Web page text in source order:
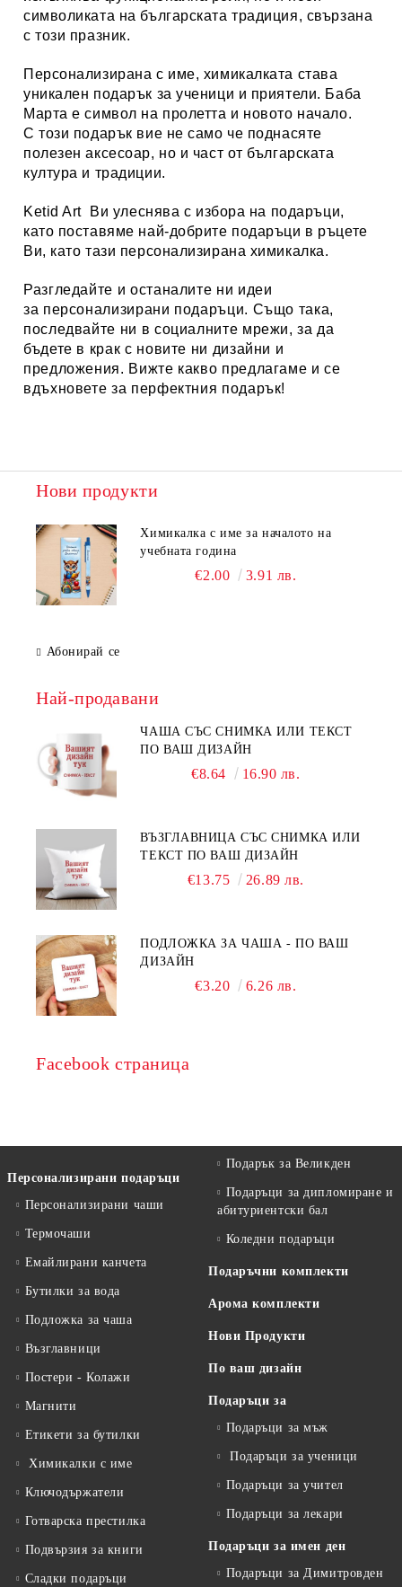
символиката на българската традиция, свързана
с този празник.
Персонализирана с име, химикалката става
уникален подарък за ученици и приятели. Баба
Марта е символ на пролетта и новото начало.
С този подарък вие не само че поднасяте
полезен аксесоар, но и част от българската
култура и традиции.
Ketid Art Ви улеснява с избора на подаръци,
като поставяме най-добрите подаръци в ръцете
Ви, като тази персонализирана химикалка.
Разгледайте и останалите ни идеи
за персонализирани подаръци. Също така,
последвайте ни в социалните мрежи, за да
бъдете в крак с новите ни дизайни и
предложения. Вижте какво предлагаме и се
вдъхновете за перфектния подарък!
Нови продукти
Химикалка с име за началото на
учебната година
€2.00 3.91 лв.
Абонирай се
Най-продавани
ЧАША СЪС СНИМКА ИЛИ ТЕКСТ
ПО ВАШ ДИЗАЙН
€8.64 16.90 лв.
ВЪЗГЛАВНИЦА СЪС СНИМКА ИЛИ
ТЕКСТ ПО ВАШ ДИЗАЙН
€13.75 26.89 лв.
ПОДЛОЖКА ЗА ЧАША - ПО ВАШ
ДИЗАЙН
€3.20 6.26 лв.
Facebook страница
Персонализирани подаръци
Персонализирани чаши
Термочаши
Емайлирани канчета
Бутилки за вода
Подложка за чаша
Възглавници
Постери - Колажи
Магнити
Етикети за бутилки
Химикалки с име
Ключодържатели
Готварска престилка
Подвързия за книги
Сладки подаръци
Подарък за Великден
Подаръци за дипломиране и
абитуриентски бал
Коледни подаръци
Подаръчни комплекти
Арома комплекти
Нови Продукти
По ваш дизайн
Подаръци за
Подаръци за мъж
Подаръци за ученици
Подаръци за учител
Подаръци за лекари
Подаръци за имен ден
Подаръци за Димитровден